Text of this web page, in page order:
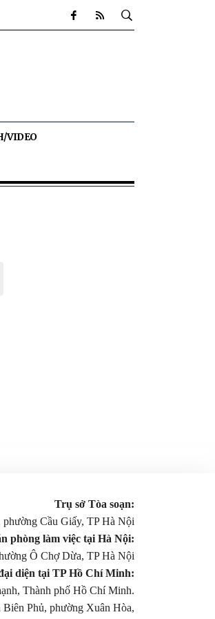
VIDEO
Trụ sở Tòa soạn:
Cầu Giấy, TP Hà Nội
phòng làm việc tại Hà Nội:
Ô Chợ Dừa, TP Hà Nội
diện tại TP Hồ Chí Minh:
Thành phố Hồ Chí Minh.
Phủ, phường Xuân Hòa,